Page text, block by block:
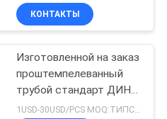
трубы
167
промышленности и
тяжелой
КОНТАКТЫ
Изготовленной на заказ
проштемпелеванный
трубой стандарт ДИН
АМСЭ формы круга